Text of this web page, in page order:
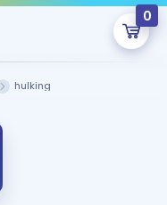
0
onlarca eğitim seni
hulking